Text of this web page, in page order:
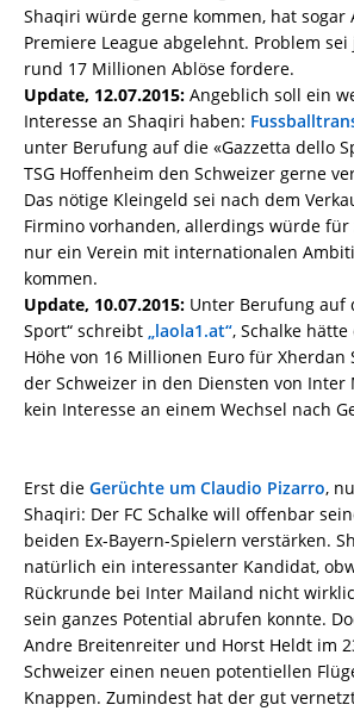
Shaqiri würde gerne kommen, hat sogar
Premiere League abgelehnt. Problem
rund 17 Millionen Ablöse fordere.
Update, 12.07.2015: Angeblich soll ein
Interesse an Shaqiri haben:
unter Berufung auf die «Gazzetta dello
TSG Hoffenheim den Schweizer gerne
Das nötige Kleingeld sei nach dem
Firmino vorhanden, allerdings würde
nur ein Verein mit internationalen
kommen.
Update, 10.07.2015: Unter Berufung auf
Sport“ schreibt „laola1.at“, Schalke
Höhe von 16 Millionen Euro für Xherdan
der Schweizer in den Diensten von
kein Interesse an einem Wechsel nach
Erst die Gerüchte um Claudio Pizarro,
Shaqiri: Der FC Schalke will offenbar
beiden Ex-Bayern-Spielern verstärken.
natürlich ein interessanter Kandidat,
Rückrunde bei Inter Mailand nicht
sein ganzes Potential abrufen konnte.
Andre Breitenreiter und Horst Heldt im
Schweizer einen neuen potentiellen
Knappen. Zumindest hat der gut